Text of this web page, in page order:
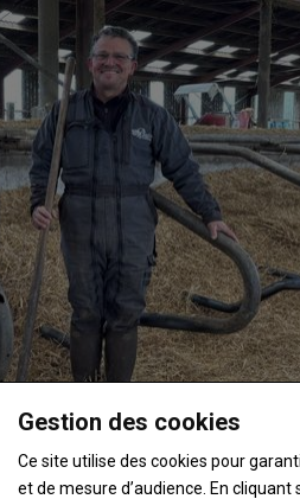
Ham, gère une exploitation laitière
Gestion des cookies
Ce site utilise des cookies pour
et de mesure d’audience. En